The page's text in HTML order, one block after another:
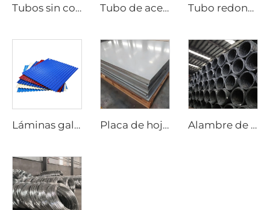
Tubos sin costura de tubería cuadrada de acero al carbono Tubo de acero galvanizado Gi, tubo cuadrado sin costura Tubo redondo galvanizado sin costura
Láminas galvanizadas corrugadas con recubrimiento de color para techos Placa de hoja de acero inoxidable Alambre de acero al carbono varilla negra